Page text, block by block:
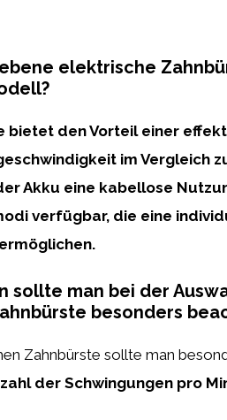
elektrische
bietet den Vorteil einer
im Vergleich
Akku eine kabellose
verfügbar, die eine
sollte man bei der
besonders
Zahnbürste sollte man
der Schwingungen pro